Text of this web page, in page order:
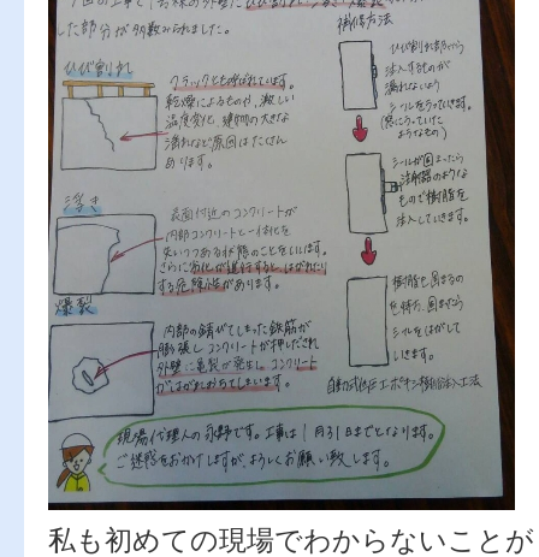
私も初めての現場でわからないことが